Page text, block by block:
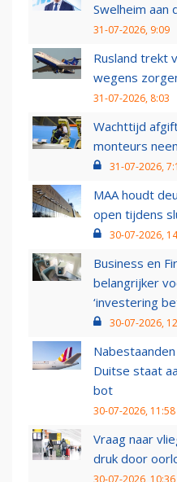
Swelheim aan
31-07-2026, 9:09
Rusland trekt
wegens
31-07-2026, 8:03
Wachttijd
monteurs
31-07-2026,
MAA houdt
open tijdens
30-07-2026,
Business en
belangrijker
‘investering
30-07-2026,
Duitse staat
bot
30-07-2026, 11:58
Vraag naar
druk door
30-07-2026, 10:36